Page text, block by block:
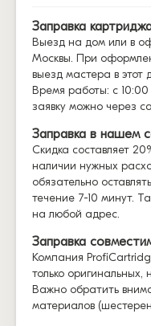
Заправка
Выезд на дом или в
Москвы. При
выезд мастера в этот
Время работы: с 10:00
заявку можно через
Заправка в нашем
Скидка составляет
наличии нужных
обязательно
течение 7-10 минут.
на любой адрес.
Заправка
Компания
только
Важно обратить
материалов